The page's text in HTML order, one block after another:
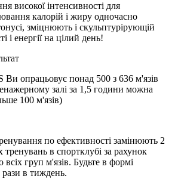
високої інтенсивності для
калорій і жиру одночасно
зміцнюють і скульптурірующій
і енергії на цілий день!
опрацьовує понад 500 з 636 м'язів
залі за 1,5 години можна
100 м'язів)
по ефективності замінюють 2
в спортклубі за рахунок
всіх груп м'язів. Будьте в формі
в тиждень.